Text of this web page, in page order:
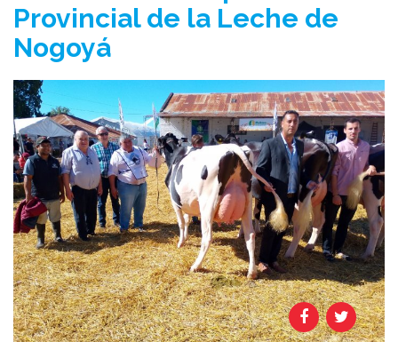
Provincial de la Leche de
Nogoyá